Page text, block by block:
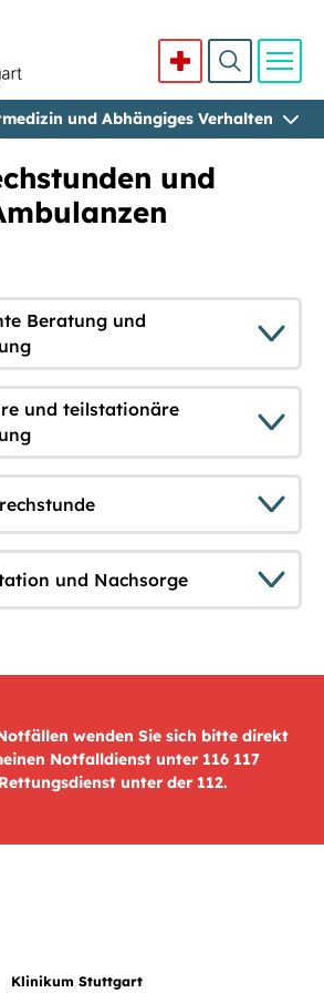
und Abhängiges Verhalten
und
Beratung und
und teilstationäre
und Nachsorge
wenden Sie sich bitte direkt
Notfalldienst unter 116 117
unter der 112.
Klinikum Stuttgart